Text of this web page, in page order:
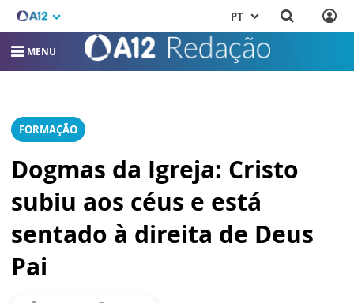
PT
MENU
FORMAÇÃO
Dogmas da Igreja: Cristo
subiu aos céus e está
sentado à direita de Deus
Pai